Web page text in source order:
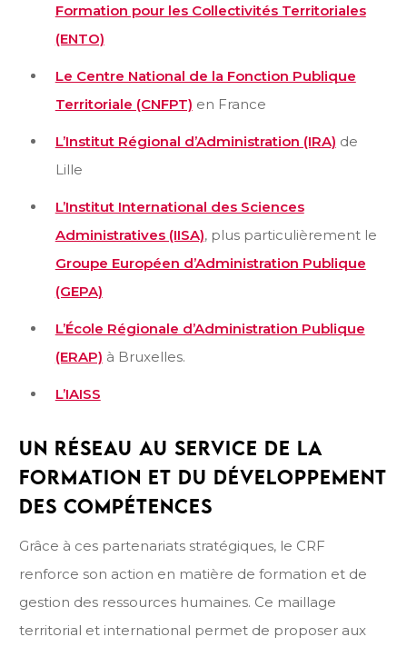
Formation pour les Collectivités Territoriales
(ENTO)
Le Centre National de la Fonction Publique
Territoriale (CNFPT) en France
L’Institut Régional d’Administration (IRA) de
Lille
L’Institut International des Sciences
Administratives (IISA), plus particulièrement le
Groupe Européen d’Administration Publique
(GEPA)
L’École Régionale d’Administration Publique
(ERAP) à Bruxelles.
L’IAISS
UN RÉSEAU AU SERVICE DE LA
FORMATION ET DU DÉVELOPPEMENT
DES COMPÉTENCES
Grâce à ces partenariats stratégiques, le CRF
renforce son action en matière de formation et de
gestion des ressources humaines. Ce maillage
territorial et international permet de proposer aux